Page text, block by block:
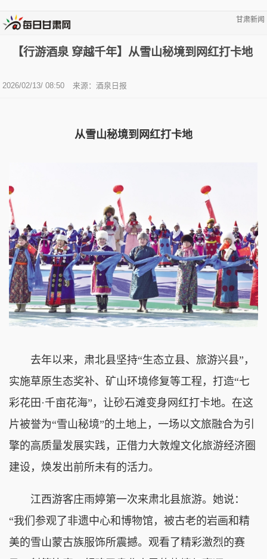
甘肃新闻
【行游酒泉 穿越千年】从雪山秘境到网红打卡地
2026/02/13/ 08:50 来源：酒泉日报
从雪山秘境到网红打卡地
去年以来，肃北县坚持“生态立县、旅游兴县”，
实施草原生态奖补、矿山环境修复等工程，打造“七
彩花田·千亩花海”，让砂石滩变身网红打卡地。在这
片被誉为“雪山秘境”的土地上，一场以文旅融合为引
擎的高质量发展实践，正借力大敦煌文化旅游经济圈
建设，焕发出前所未有的活力。
江西游客庄雨婷第一次来肃北县旅游。她说：
“我们参观了非遗中心和博物馆，被古老的岩画和精
美的雪山蒙古族服饰所震撼。观看了精彩激烈的赛